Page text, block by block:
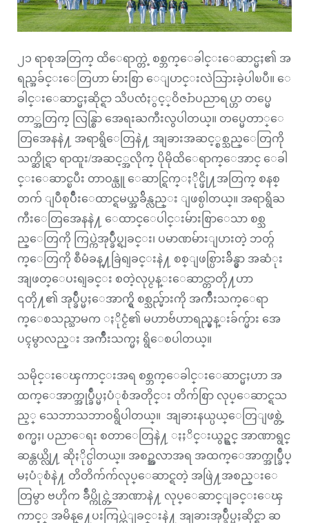
၂၁ ရာစုအတြက္ ထိေရာက္တဲ့ စစ္ဘက္ေခါင္းေဆာင္မႈ၏ အ
ရည္အခ်င္းေတြဟာ မ်ားစြာ ေျပာင္းလဲသြားခဲ့ပါၿပီ။ ေ
ခါင္းေဆာင္မႈဆိုင္ရာ သိပၸံႏွင့္ဝိဇၨာပညာရပ္ဟာ တပ္မေ
တာ္အတြက္ လြန္စြာ အေရးႀကီးလွပါတယ္။ တပ္မေတာ္ေ
တြအေနနဲ႔ အရာရွိေတြနဲ႔ အျခားအဆင့္စစ္သည္ေတြကို
သက္ဆိုင္ရာ ရာထူး/အဆင့္အလိုက္ ပိုမိုထိေရာက္ေအာင္ ေခါ
င္းေဆာင္ၿပီး တာဝန္ယူ ေဆာင္ရြက္ႏိုင္ဖို႔အတြက္ စနစ္
တက် ျပဳစုပ်ိဳးေထာင္ရမယ္အခ်ိန္လည္း ျဖစ္ပါတယ္။ အရာရွိႀ
ကီးေတြအေနနဲ႔ ေထာင္ေပါင္းမ်ားစြာေသာ စစ္သ
ည္ေတြကို ကြပ္ကဲအုပ္ခ်ဳပ္ရျခင္း၊ ပမာဏမ်ားျပားတဲ့ ဘတ္ဂ်
က္ေတြကို စီမံခန္႔ခြဲရျခင္းနဲ႔ စစ္ျဖစ္ပြားခ်ိန္မွာ အဆံုး
အျဖတ္ေပးရျခင္း စတဲ့လုပ္ငန္းေဆာင္တာတို႔ဟာ
၎တို႔၏ အုပ္ခ်ဳပ္မႈေအာက္ရွိ စစ္သည္မ်ားကို အက်ိဳးသက္ေရာ
က္ေစသည္သာမက ႏိုင္ငံ၏ မဟာဗ်ဴဟာရည္မွန္းခ်က္မ်ား အေ
ပၚမွာလည္း အက်ိဳးသက္မႈ ရွိေစပါတယ္။
သမိုင္းေၾကာင္းအရ စစ္ဘက္ေခါင္းေဆာင္မႈဟာ အ
ထက္ေအာက္အုပ္ခ်ဳပ္မႈပံုစံအတိုင္း တိက်စြာ လုပ္ေဆာင္ရသ
ည့္ သေဘာသဘာဝရွိပါတယ္။ အျခားနယ္ပယ္ေတြျဖစ္တဲ့
စက္မႈ၊ ပညာေရး စတာေတြနဲ႔ ႏႈိင္းယွဥ္ရင္ အာဏာရွင္
ဆန္တယ္လို႔ ဆိုႏိုင္ပါတယ္။ အစဥ္အလာအရ အထက္ေအာက္အုပ္ခ်ဳပ္
မႈပံုစံနဲ႔ တိတိက်က်လုပ္ေဆာင္ရတဲ့ အဖြဲ႔အစည္းေ
တြမွာ ဗဟိုက ခ်ဳပ္ကိုင္တဲ့အာဏာနဲ႔ လုပ္ေဆာင္ျခင္းေၾ
ကာင့္ အမိန္႔ေပးကြပ္ကဲျခင္းနဲ႔ အျခားအုပ္ခ်ဳပ္မႈဆိုင္ရာ ဆ